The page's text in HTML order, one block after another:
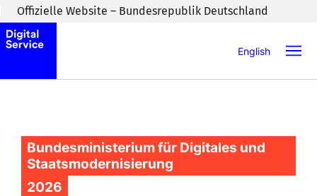
Zum Inhaltsbereich wechseln
Offizielle Website – Bundesrepublik Deutschland
English
Bundesministerium für Digitales und
Staatsmodernisierung
2026